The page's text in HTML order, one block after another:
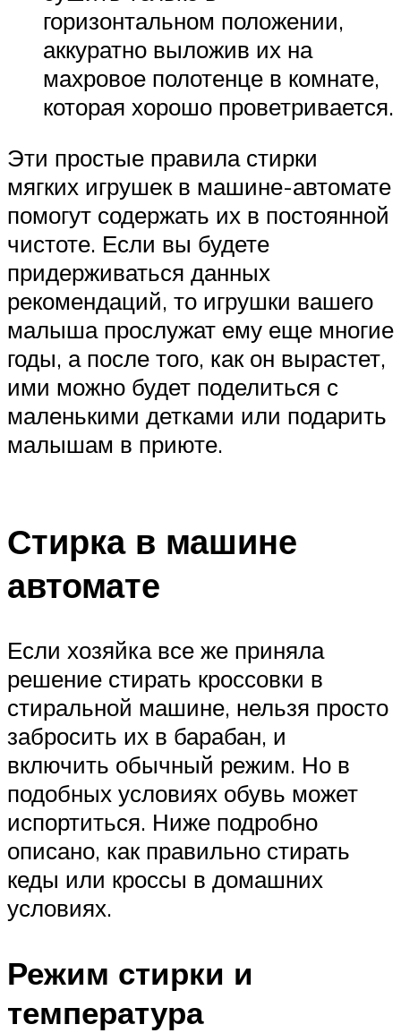
горизонтальном положении,
аккуратно выложив их на
махровое полотенце в комнате,
которая хорошо проветривается.
Эти простые правила стирки
мягких игрушек в машине-автомате
помогут содержать их в постоянной
чистоте. Если вы будете
придерживаться данных
рекомендаций, то игрушки вашего
малыша прослужат ему еще многие
годы, а после того, как он вырастет,
ими можно будет поделиться с
маленькими детками или подарить
малышам в приюте.
Стирка в машине
автомате
Если хозяйка все же приняла
решение стирать кроссовки в
стиральной машине, нельзя просто
забросить их в барабан, и
включить обычный режим. Но в
подобных условиях обувь может
испортиться. Ниже подробно
описано, как правильно стирать
кеды или кроссы в домашних
условиях.
Режим стирки и
температура